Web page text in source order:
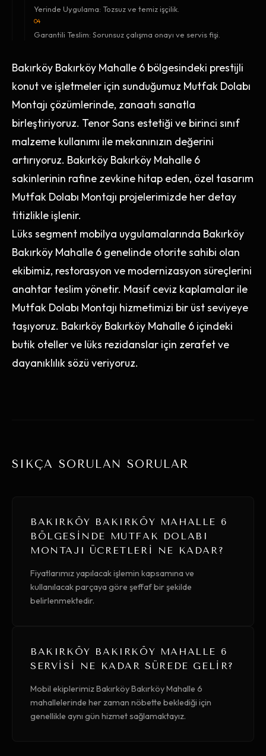
Yerinde Uygulama: Tozsuz ve temiz işçilik.
04
Garantili Teslim: Sorunsuz çalışma onayı ve servis fişi.
Bakırköy Bakırköy Mahalle 6 bölgesindeki prestijli
konut ve işletmeler için sunduğumuz Mutfak Dolabı
Montajı çözümlerinde, zanaatı sanatla
birleştiriyoruz. Tenor Sans estetiği ve birinci sınıf
malzeme kullanımı ile mekanınızın değerini
artırıyoruz. Bakırköy Bakırköy Mahalle 6
sakinlerinin rafine zevkine hitap eden, özel tasarım
Mutfak Dolabı Montajı projelerimizde her detay
titizlikle işlenir.
Lüks segment mobilya uygulamalarında Bakırköy
Bakırköy Mahalle 6 genelinde otorite sahibi olan
ekibimiz, restorasyon ve modernizasyon süreçlerini
anahtar teslim yönetir. Masif ceviz kaplamalar ile
Mutfak Dolabı Montajı hizmetimizi bir üst seviyeye
taşıyoruz. Bakırköy Bakırköy Mahalle 6 içindeki
butik oteller ve lüks rezidanslar için zerafet ve
dayanıklılık sözü veriyoruz.
SIKÇA SORULAN SORULAR
BAKIRKÖY BAKIRKÖY MAHALLE 6
BÖLGESINDE MUTFAK DOLABI
MONTAJI ÜCRETLERI NE KADAR?
Fiyatlarımız yapılacak işlemin kapsamına ve
kullanılacak parçaya göre şeffaf bir şekilde
belirlenmektedir.
BAKIRKÖY BAKIRKÖY MAHALLE 6
SERVISI NE KADAR SÜREDE GELIR?
Mobil ekiplerimiz Bakırköy Bakırköy Mahalle 6
mahallelerinde her zaman nöbette beklediği için
genellikle aynı gün hizmet sağlamaktayız.